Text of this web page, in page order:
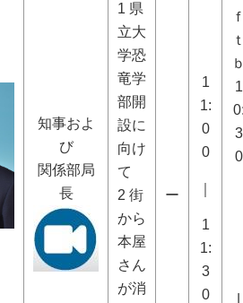
1
3
0
知事およ
び
関係部局
長
1 県
立大
学恐
竜学
部開
設に
向け
て
2 街
から
本屋
さん
が消
ー
1
1:
0
0
1
1:
3
0